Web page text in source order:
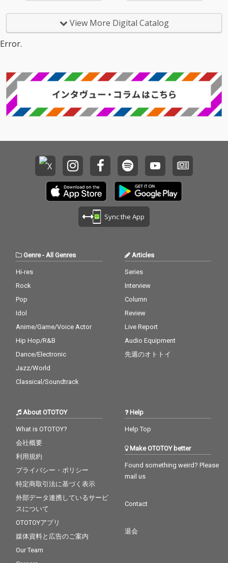
View More Digital Catalog
Error.
Sync the App
Genre- All Genres
Hi-res
Rock
Pop
Idol
Anime/Game/Voice Actor
Hip Hop/R&B
Dance/Electronic
Jazz/World
Classical/Soundtrack
Articles
Series
Interview
Column
Review
Live Report
Audio Equipment
先週のオトトイ
About OTOTOY
What is OTOTOY?
会社概要
利用規約
プライバシー・ポリシー
特定商取引法に基づく表示
外部データ連携しているサービ
スについて
OTOTOYアプリ
媒体資料と広告のご案内
Our Team
Help
Help Top
Make OTOTOY better
Found something weird? Please
mail us
Contact
退会